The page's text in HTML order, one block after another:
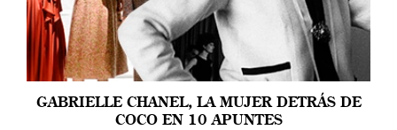
GABRIELLE CHANEL, LA MUJER DETRÁS DE
COCO EN 10 APUNTES